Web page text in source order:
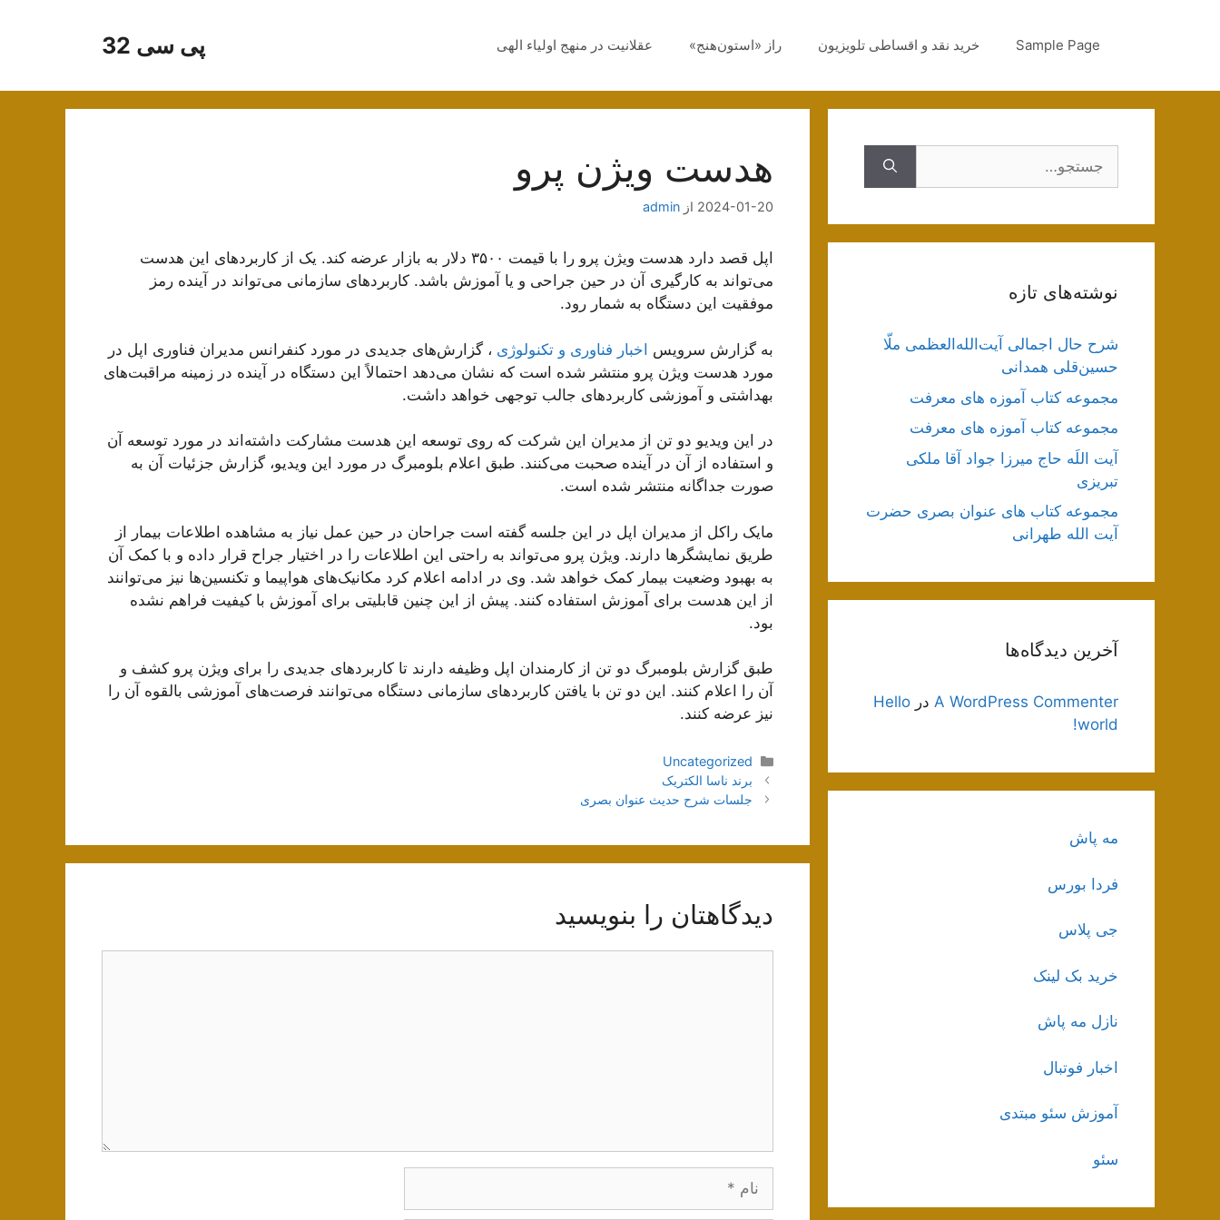
پی سی 32 Sample Page خرید نقد و اقساطی تلویزیون راز «استون‌هنج» عقلانیت در منهج اولیاء الهی
هدست ویژن پرو
2024-01-20 از admin
اپل قصد دارد هدست ویژن پرو را با قیمت ۳۵۰۰ دلار به بازار عرضه کند. یک از کاربردهای این هدست
می‌تواند به کارگیری آن در حین جراحی و یا آموزش باشد. کاربردهای سازمانی می‌تواند در آینده رمز
موفقیت این دستگاه به شمار رود.
به گزارش سرویس اخبار فناوری و تکنولوژی ، گزارش‌های جدیدی در مورد کنفرانس مدیران فناوری اپل در
مورد هدست ویژن پرو منتشر شده است که نشان می‌دهد احتمالاً این دستگاه در آینده در زمینه مراقبت‌های
بهداشتی و آموزشی کاربردهای جالب توجهی خواهد داشت.
در این ویدیو دو تن از مدیران این شرکت که روی توسعه این هدست مشارکت داشته‌اند در مورد توسعه آن
و استفاده از آن در آینده صحبت می‌کنند. طبق اعلام بلومبرگ در مورد این ویدیو، گزارش جزئیات آن به
صورت جداگانه منتشر شده است.
مایک راکل از مدیران اپل در این جلسه گفته است جراحان در حین عمل نیاز به مشاهده اطلاعات بیمار از
طریق نمایشگرها دارند. ویژن پرو می‌تواند به راحتی این اطلاعات را در اختیار جراح قرار داده و با کمک آن
به بهبود وضعیت بیمار کمک خواهد شد. وی در ادامه اعلام کرد مکانیک‌های هواپیما و تکنسین‌ها نیز می‌توانند
از این هدست برای آموزش استفاده کنند. پیش از این چنین قابلیتی برای آموزش با کیفیت فراهم نشده
بود.
طبق گزارش بلومبرگ دو تن از کارمندان اپل وظیفه دارند تا کاربردهای جدیدی را برای ویژن پرو کشف و
آن را اعلام کنند. این دو تن با یافتن کاربردهای سازمانی دستگاه می‌توانند فرصت‌های آموزشی بالقوه آن را
نیز عرضه کنند.
دسته‌ها
Uncategorized
ناوبری
نوشته‌ها
برند ناسا الکتریک
جلسات شرح حدیث عنوان بصری
دیدگاهتان را بنویسید
نوشته‌های تازه
شرح حال اجمالی آیت‌الله‌العظمی ملّا
حسین‌قلی همدانی
مجموعه کتاب آموزه های معرفت
مجموعه کتاب آموزه های معرفت
آیت اللَه حاج میرزا جواد آقا ملکی
تبریزی
مجموعه کتاب های عنوان بصری حضرت
آیت الله طهرانی
آخرین دیدگاه‌ها
A WordPress Commenter در Hello
world!
مه پاش
فردا بورس
جی پلاس
خرید بک لینک
نازل مه پاش
اخبار فوتبال
آموزش سئو مبتدی
سئو